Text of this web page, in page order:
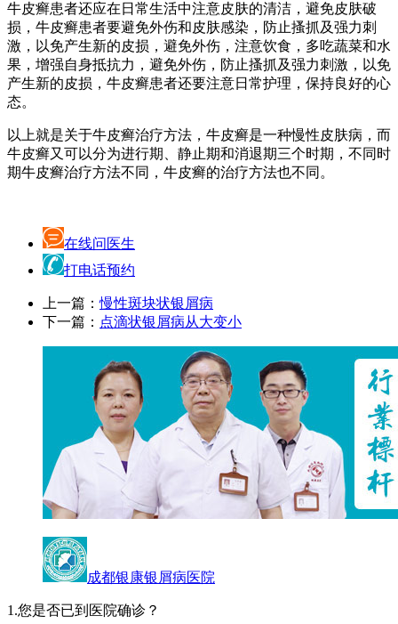
牛皮癣患者还应在日常生活中注意皮肤的清洁，避免皮肤破
损，牛皮癣患者要避免外伤和皮肤感染，防止搔抓及强力刺
激，以免产生新的皮损，避免外伤，注意饮食，多吃蔬菜和水
果，增强自身抵抗力，避免外伤，防止搔抓及强力刺激，以免
产生新的皮损，牛皮癣患者还要注意日常护理，保持良好的心
态。
以上就是关于牛皮癣治疗方法，牛皮癣是一种慢性皮肤病，而
牛皮癣又可以分为进行期、静止期和消退期三个时期，不同时
期牛皮癣治疗方法不同，牛皮癣的治疗方法也不同。
在线问医生
打电话预约
上一篇：慢性斑块状银屑病
下一篇： 点滴状银屑病从大变小
成都银康银屑病医院
1.您是否已到医院确诊？